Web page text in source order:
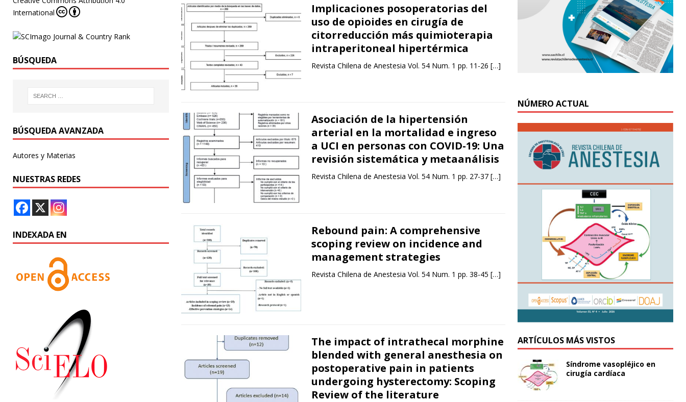
Implicaciones posoperatorias del
uso de opioides en cirugía de
citorreducción más quimioterapia
intraperitoneal hipertérmica
Revista Chilena de Anestesia Vol. 54 Num. 1 pp. 11-26 […]
Asociación de la hipertensión
arterial en la mortalidad e ingreso
a UCI en personas con COVID-19: Una
revisión sistemática y metaanálisis
Revista Chilena de Anestesia Vol. 54 Num. 1 pp. 27-37 […]
Rebound pain: A comprehensive
scoping review on incidence and
management strategies
Revista Chilena de Anestesia Vol. 54 Num. 1 pp. 38-45 […]
The impact of intrathecal morphine
blended with general anesthesia on
postoperative pain in patients
undergoing hysterectomy: Scoping
Review of the literature
International
BÚSQUEDA
BÚSQUEDA AVANZADA
Autores y Materias
NUESTRAS REDES
INDEXADA EN
NÚMERO ACTUAL
ARTÍCULOS MÁS VISTOS
Síndrome vasopléjico en
cirugía cardíaca